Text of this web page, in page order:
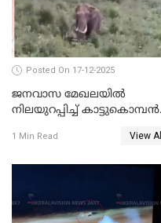
Posted On 17-12-2025
ജനവാസ മേഖലയില്‍
നിലയുറപ്പിച്ച് കാട്ടുകൊമ്പന്‍
1 Min Read View All